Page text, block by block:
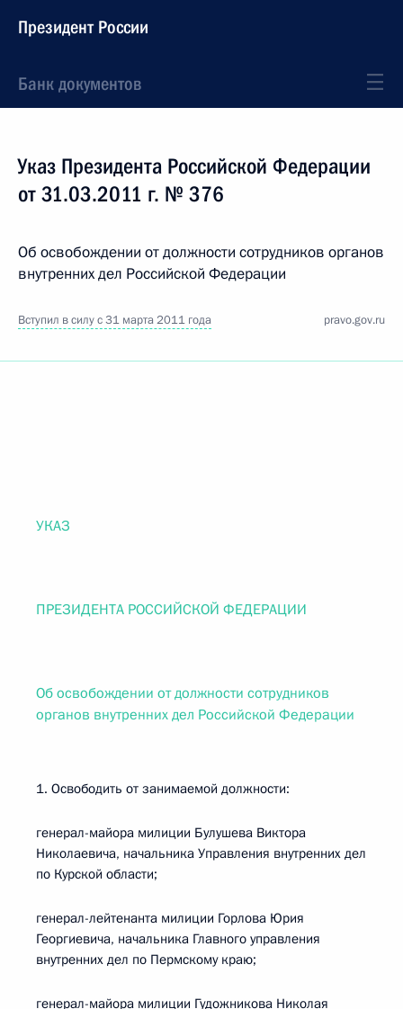
Президент России
Банк документов
Указ Президента Российской Федерации
от 31.03.2011 г. № 376
Об освобождении от должности сотрудников органов
внутренних дел Российской Федерации
Вступил в силу с 31 марта 2011 года pravo.gov.ru
УКАЗ
ПРЕЗИДЕНТА РОССИЙСКОЙ ФЕДЕРАЦИИ
Об освобождении от должности сотрудников
органов внутренних дел Российской Федерации
1. Освободить от занимаемой должности:
генерал-майора милиции Булушева Виктора
Николаевича, начальника Управления внутренних дел
по Курской области;
генерал-лейтенанта милиции Горлова Юрия
Георгиевича, начальника Главного управления
внутренних дел по Пермскому краю;
генерал-майора милиции Гудожникова Николая